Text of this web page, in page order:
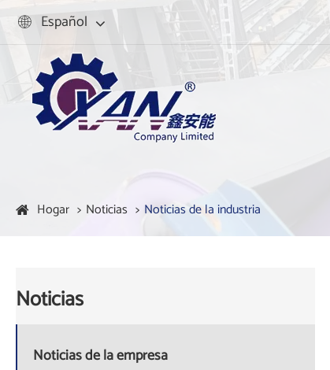
 Español
Hogar Noticias Noticias de la industria
Noticias
Noticias de la empresa